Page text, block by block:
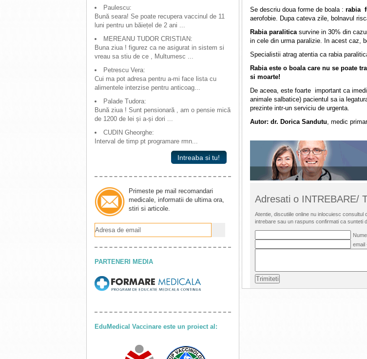
Paulescu:
Bună seara! Se poate recupera vaccinul de 11
luni pentru un băiețel de 2 ani ...
MEREANU TUDOR CRISTIAN:
Buna ziua ! figurez ca ne asigurat in sistem si
vreau sa stiu de ce , Multumesc ...
Petrescu Vera:
Cui ma pot adresa pentru a-mi face lista cu
alimentele interzise pentru anticoag...
Palade Tudora:
Bună ziua ! Sunt pensionară , am o pensie mică
de 1200 de lei și a-și dori ...
CUDIN Gheorghe:
Interval de timp pt programare rmn...
Intreaba si tu!
Primeste pe mail recomandari
medicale, informatii de ultima ora,
stiri si articole.
PARTENERI MEDIA
EduMedical Vaccinare este un proiect al:
Se descriu doua forme de boala : rabia
aerofobie. Dupa cateva zile, bolnavul
Rabia paralitica survine in 30% din
in cele din urma paralizie. In acest caz,
Specialistii atrag atentia ca rabia
Rabia este o boala care nu se poate
si moarte!
De aceea, este foarte important ca
animale salbatice) pacientul sa ia
prezinte intr-un serviciu de urgenta.
Autor: dr. Dorica Sandutu , medic
Adresati o INTREBARE/
Atentie, discutiile online nu inlocuiesc
intrebare sau un raspuns confirmati ca sunteti
email